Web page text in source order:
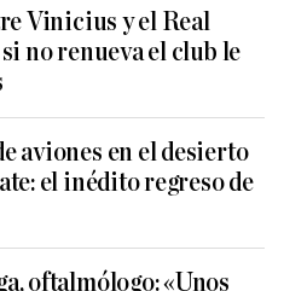
Vinicius y el Real
no renueva el club le
aviones en el desierto
el inédito regreso de
oftalmólogo: «Unos